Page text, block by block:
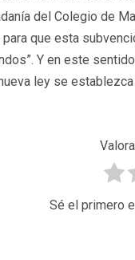
del Colegio de
que esta
Y en este
ley se
Sé el primero